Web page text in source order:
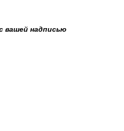
вашей надписью